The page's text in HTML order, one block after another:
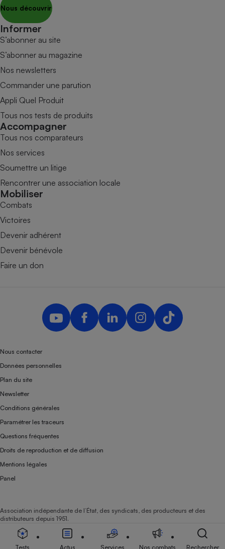
Nous découvrir
Informer
S’abonner au site
S’abonner au magazine
Nos newsletters
Commander une parution
Appli Quel Produit
Tous nos tests de produits
Accompagner
Tous nos comparateurs
Nos services
Soumettre un litige
Rencontrer une association locale
Mobiliser
Combats
Victoires
Devenir adhérent
Devenir bénévole
Faire un don
Nous contacter
Données personnelles
Plan du site
Newsletter
Conditions générales
Paramétrer les traceurs
Questions fréquentes
Droits de reproduction et de diffusion
Mentions légales
Panel
Association indépendante de l’État, des syndicats, des producteurs et des
distributeurs depuis 1951.
Tests Actus Services Nos combats Rechercher